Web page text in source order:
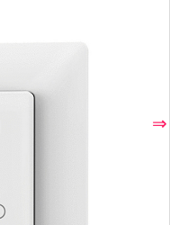
⇒